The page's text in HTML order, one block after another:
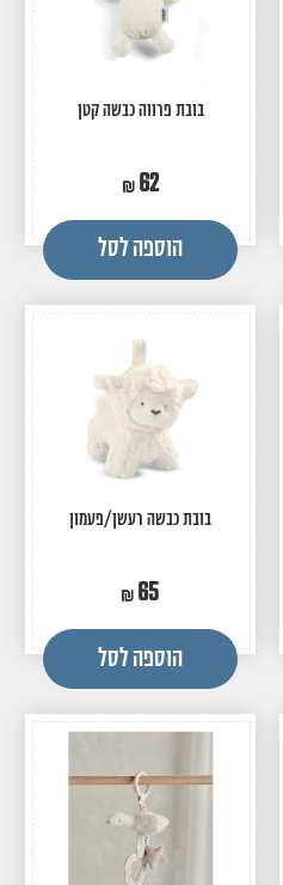
בובת פרווה כבשה קטן
62
הוספה לסל
בובת כבשה רעשן/פעמון
65
הוספה לסל